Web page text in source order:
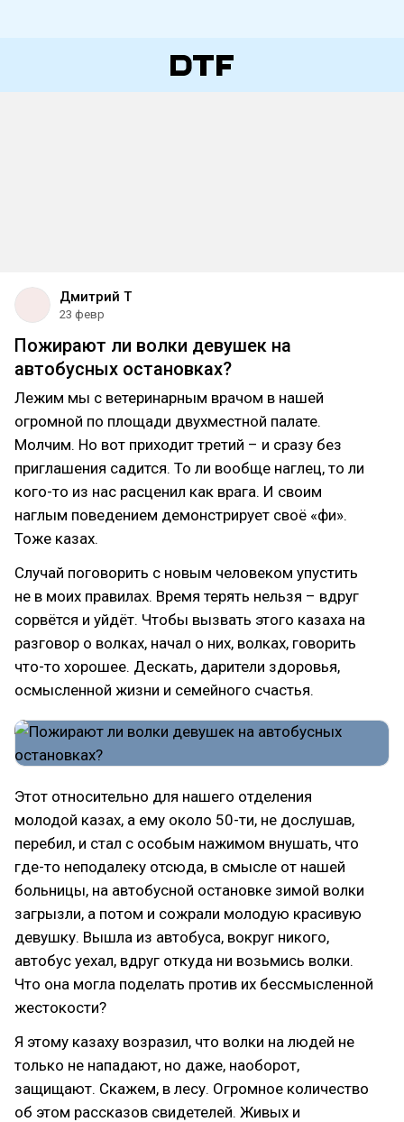
Дмитрий Т
23 февр
Пожирают ли волки девушек на
автобусных остановках?
Лежим мы с ветеринарным врачом в нашей
огромной по площади двухместной палате.
Молчим. Но вот приходит третий – и сразу без
приглашения садится. То ли вообще наглец, то ли
кого-то из нас расценил как врага. И своим
наглым поведением демонстрирует своё «фи».
Тоже казах.
Случай поговорить с новым человеком упустить
не в моих правилах. Время терять нельзя – вдруг
сорвётся и уйдёт. Чтобы вызвать этого казаха на
разговор о волках, начал о них, волках, говорить
что-то хорошее. Дескать, дарители здоровья,
осмысленной жизни и семейного счастья.
Этот относительно для нашего отделения
молодой казах, а ему около 50-ти, не дослушав,
перебил, и стал с особым нажимом внушать, что
где-то неподалеку отсюда, в смысле от нашей
больницы, на автобусной остановке зимой волки
загрызли, а потом и сожрали молодую красивую
девушку. Вышла из автобуса, вокруг никого,
автобус уехал, вдруг откуда ни возьмись волки.
Что она могла поделать против их бессмысленной
жестокости?
Я этому казаху возразил, что волки на людей не
только не нападают, но даже, наоборот,
защищают. Скажем, в лесу. Огромное количество
об этом рассказов свидетелей. Живых и